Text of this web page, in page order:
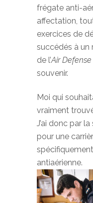
frégate anti-
affectation,
exercices de
succédés à un
de l’Air
souvenir.
Moi qui
vraiment
J’ai donc par
pour une
antiaérienne.